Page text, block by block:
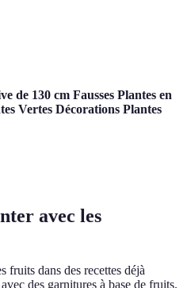
de 130 cm Fausses Plantes en
Vertes Décorations Plantes
avec les
fruits dans des recettes déjà
des garnitures à base de fruits.